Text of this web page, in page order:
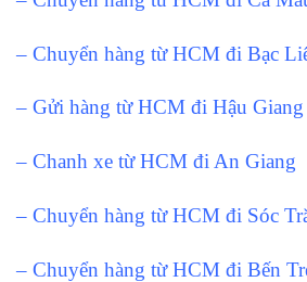
– Chuyển hàng từ HCM đi Bạc
– Gửi hàng từ HCM đi Hậu Giang
– Chanh xe từ HCM đi An Giang
– Chuyển hàng từ HCM đi Sóc
– Chuyển hàng từ HCM đi Bến